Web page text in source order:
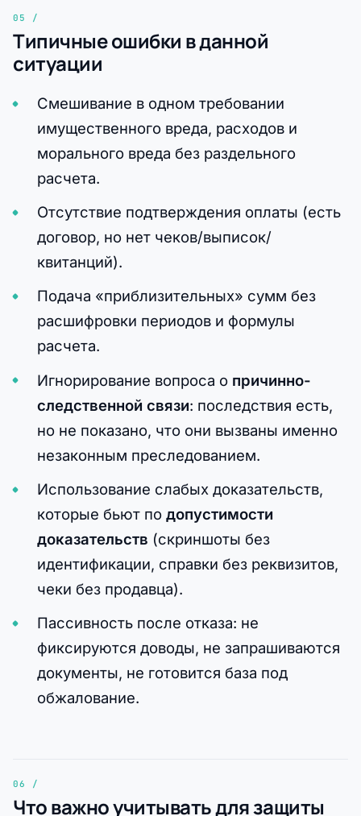
Типичные ошибки в данной
ситуации
Смешивание в одном требовании
имущественного вреда, расходов и
морального вреда без раздельного
расчета.
Отсутствие подтверждения оплаты (есть
договор, но нет чеков/выписок/
квитанций).
Подача «приблизительных» сумм без
расшифровки периодов и формулы
расчета.
Игнорирование вопроса о причинно-
следственной связи: последствия есть,
но не показано, что они вызваны именно
незаконным преследованием.
Использование слабых доказательств,
которые бьют по допустимости
доказательств (скриншоты без
идентификации, справки без реквизитов,
чеки без продавца).
Пассивность после отказа: не
фиксируются доводы, не запрашиваются
документы, не готовится база под
обжалование.
Что важно учитывать для защиты